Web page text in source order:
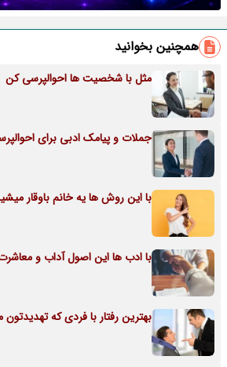
همچنین بخوانید
مثل با شخصیت ها احوالپرسی کن
جملات و پیامک ادبی برای
با این روش ها یه خانم باوقار
با ادب ها این اصول آداب و
بهترین رفتار با فردی که